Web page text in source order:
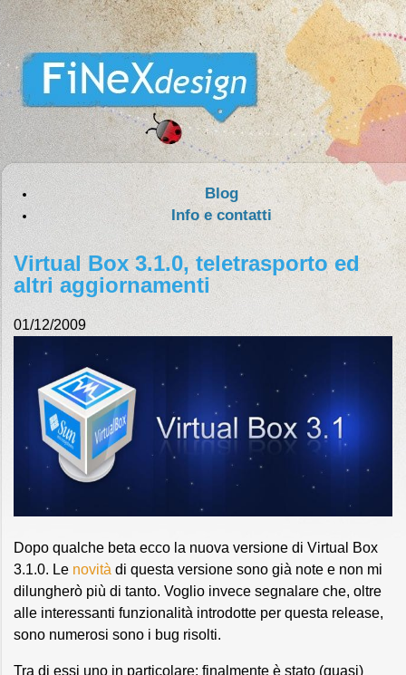
Blog
Info e contatti
Virtual Box 3.1.0, teletrasporto ed
altri aggiornamenti
01/12/2009
Dopo qualche beta ecco la nuova versione di Virtual Box
3.1.0. Le novità di questa versione sono già note e non mi
dilungherò più di tanto. Voglio invece segnalare che, oltre
alle interessanti funzionalità introdotte per questa release,
sono numerosi sono i bug risolti.
Tra di essi uno in particolare: finalmente è stato (quasi)